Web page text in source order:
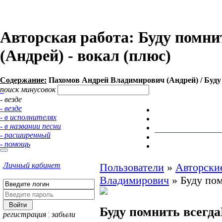
Авторская работа: Буду
(Андрей) - вокал (плюс)
Содержание: Пахомов Андрей Владимирович (Андрей) /
поиск минусовок
- везде
- везде
- в исполнителях
- в названии песни
- расширенный
- помощь
Личный кабинет
регистрация ¦ забыли
Пользователи »
Владимирович » Буду
Буду помнить всегда